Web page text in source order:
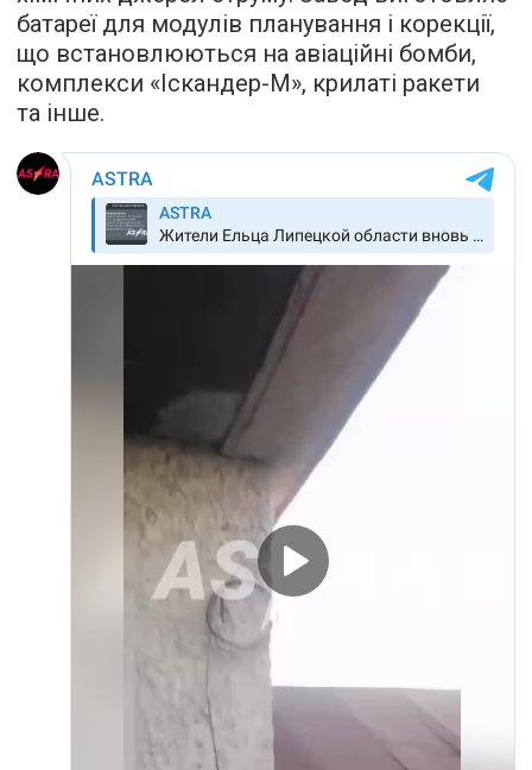
батареї для модулів планування і корекції,
що встановлюються на авіаційні бомби,
комплекси «Іскандер-М», крилаті ракети
та інше.